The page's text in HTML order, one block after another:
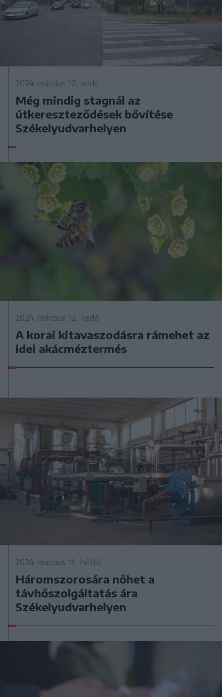
2024. március 12., kedd
Még mindig stagnál az
útkereszteződések bővítése
Székelyudvarhelyen
2024. március 12., kedd
A korai kitavaszodásra rámehet az
idei akácméztermés
2024. március 11., hétfő
Háromszorosára nőhet a
távhőszolgáltatás ára
Székelyudvarhelyen